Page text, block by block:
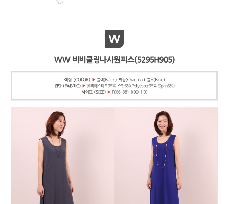
페이코 ID로
PAYCO 바로